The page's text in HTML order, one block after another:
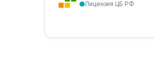
Лицензия ЦБ РФ